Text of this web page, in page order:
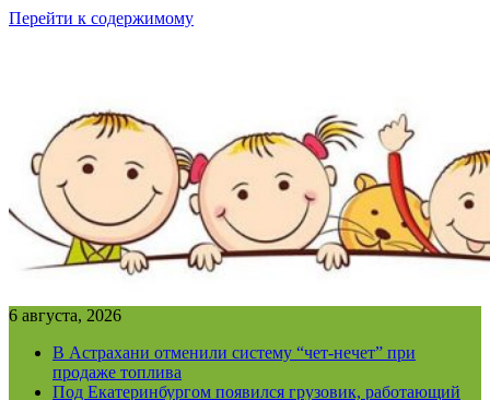
Перейти к содержимому
6 августа, 2026
В Астрахани отменили систему “чет-нечет” при
продаже топлива
Под Екатеринбургом появился грузовик, работающий